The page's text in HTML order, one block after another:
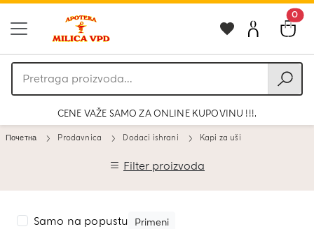
0
Pretraga
proizvoda
CENE VAŽE SAMO ZA ONLINE KUPOVINU !!!.
Почетна Prodavnica Dodaci ishrani Kapi za uši
Filter proizvoda
Samo na popustu Primeni